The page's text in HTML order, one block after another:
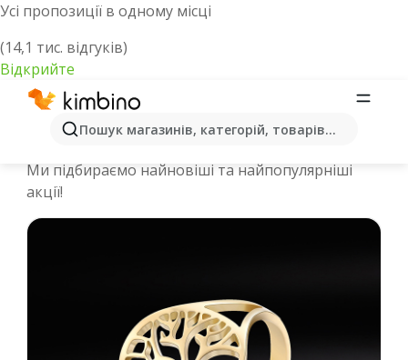
Усі пропозиції в одному місці
(14,1 тис. відгуків)
Відкрийте
Пошук магазинів, категорій, товарів...
Спеціальні пропозиції та каталоги
Ми підбираємо найновіші та найпопулярніші
акції!